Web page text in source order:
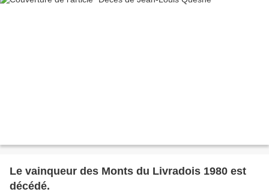
Le vainqueur des Monts du Livradois 1980 est
décédé.